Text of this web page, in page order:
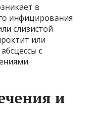
в
инфицирования
слизистой
или
с
и